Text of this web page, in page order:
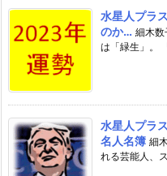
水星人プラ
のか… 細木
は「緑生」。
水星人プラ
名人名簿 細
れる芸能人、